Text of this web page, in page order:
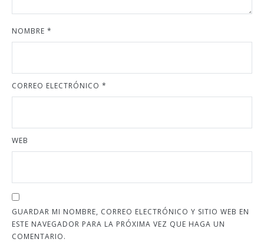
NOMBRE *
CORREO ELECTRÓNICO *
WEB
GUARDAR MI NOMBRE, CORREO ELECTRÓNICO Y SITIO WEB EN
ESTE NAVEGADOR PARA LA PRÓXIMA VEZ QUE HAGA UN
COMENTARIO.